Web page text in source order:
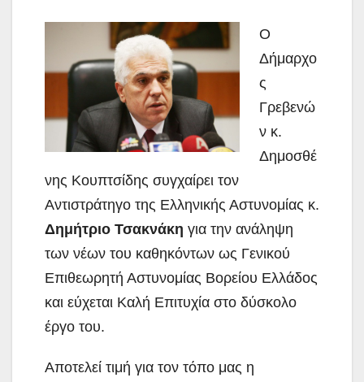
Ο
Δήμαρχο
ς
Γρεβενώ
ν κ.
Δημοσθέ
νης Κουπτσίδης συγχαίρει τον
Αντιστράτηγο της Ελληνικής Αστυνομίας κ.
Δημήτριο Τσακνάκη για την ανάληψη
των νέων του καθηκόντων ως Γενικού
Επιθεωρητή Αστυνομίας Βορείου Ελλάδος
και εύχεται Καλή Επιτυχία στο δύσκολο
έργο του.
Αποτελεί τιμή για τον τόπο μας η